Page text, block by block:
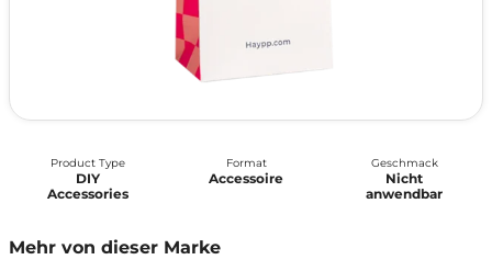
Product Type
DIY
Accessories
Format
Accessoire
Geschmack
Nicht
anwendbar
Mehr von dieser Marke